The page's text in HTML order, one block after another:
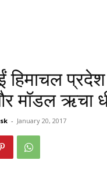
हिमाचल
मॉडल ऋचा
- January 20, 2017